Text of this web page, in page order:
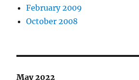
February 2009
October 2008
May 2022